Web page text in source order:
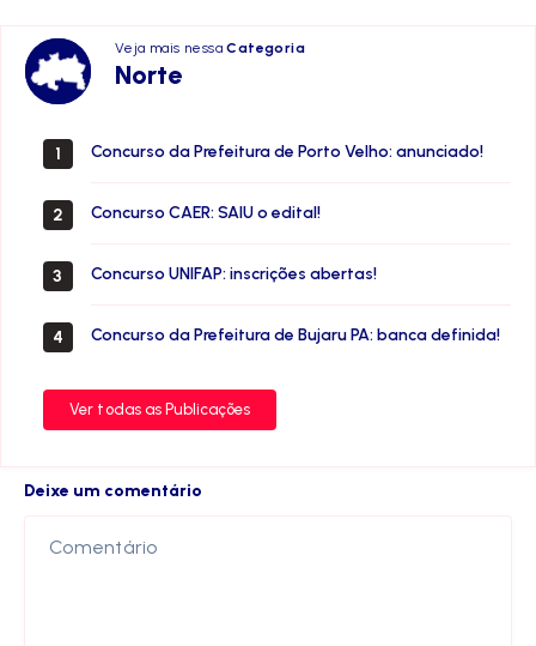
Veja mais nessaCategoria
Norte
Norte
1 Concurso da Prefeitura de Porto Velho: anunciado!
2 Concurso CAER: SAIU o edital!
3 Concurso UNIFAP: inscrições abertas!
4 Concurso da Prefeitura de Bujaru PA: banca definida!
Ver todas as Publicações
Deixe um comentário